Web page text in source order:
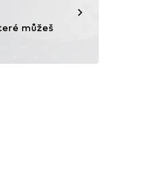
můžeš